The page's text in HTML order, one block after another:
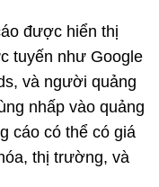
được hiển thị
tuyến như Google
và người quảng
nhấp vào quảng
cáo có thể có giá
thị trường, và